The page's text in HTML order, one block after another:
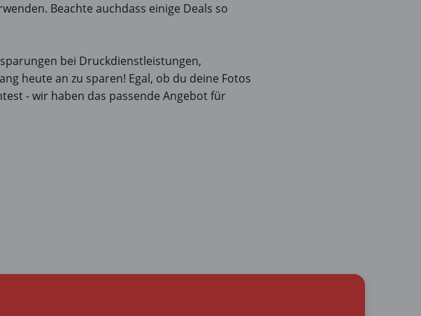
Beachte auchdass einige Deals so
bei Druckdienstleistungen,
heute an zu sparen! Egal, ob du deine Fotos
- wir haben das passende Angebot für